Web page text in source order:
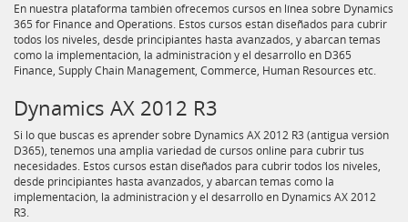
En nuestra plataforma también ofrecemos cursos en línea sobre Dynamics
365 for Finance and Operations. Estos cursos están diseñados para cubrir
todos los niveles, desde principiantes hasta avanzados, y abarcan temas
como la implementación, la administración y el desarrollo en D365
Finance, Supply Chain Management, Commerce, Human Resources etc.
Dynamics AX 2012 R3
Si lo que buscas es aprender sobre Dynamics AX 2012 R3 (antigua versión
D365), tenemos una amplia variedad de cursos online para cubrir tus
necesidades. Estos cursos están diseñados para cubrir todos los niveles,
desde principiantes hasta avanzados, y abarcan temas como la
implementación, la administración y el desarrollo en Dynamics AX 2012
R3.